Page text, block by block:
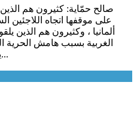
صالح حمّاية: كثيرون هم الذين
على موقفها اتجاه
ألمانيا ، وكثيرون هم الذين
الغربية بسبب هامش الحرية
يريدون هناك ، و التي تعتبر برأي ه...